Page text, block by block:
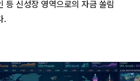
등 신성장 영역으로의 자금 쏠림
.